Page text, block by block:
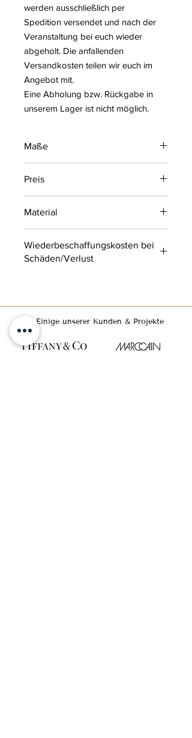
werden ausschließlich per
Spedition versendet und nach der
Veranstaltung bei euch wieder
abgeholt. Die anfallenden
Versandkosten teilen wir euch im
Angebot mit.
Eine Abholung bzw. Rückgabe in
unserem Lager ist nicht möglich.
Maße
cm eckig
Preis
Material
Wiederbeschaffungskosten bei
Schäden/Verlust
Tafeltuch 130x250 cm: 87,75 € (inkl.
MwSt.)
Einige unserer Kunden & Projekte